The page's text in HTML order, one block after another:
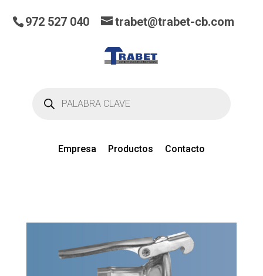
productos
Empresa Productos Contacto
972 527 040 trabet@trabet-cb.com